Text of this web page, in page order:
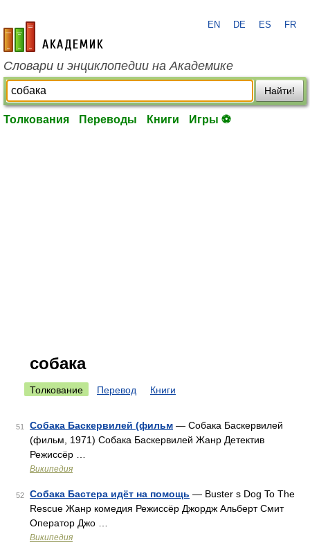
academic.ru
EN DE ES FR
Словари и энциклопедии на Академике
Найти!
Толкования Переводы Книги Игры ⚽
собака
Толкование Перевод Книги
51 Собака Баскервилей (фильм — Собака Баскервилей
(фильм, 1971) Собака Баскервилей Жанр Детектив
Режиссёр …
Википедия
52 Собака Бастера идёт на помощь — Buster s Dog To The
Rescue Жанр комедия Режиссёр Джордж Альберт Смит
Оператор Джо …
Википедия